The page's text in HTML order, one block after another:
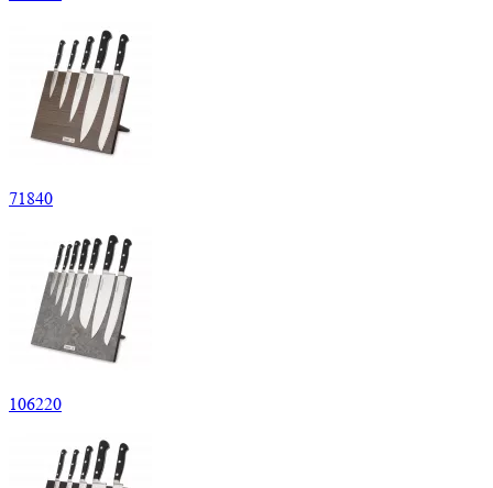
71840
106220